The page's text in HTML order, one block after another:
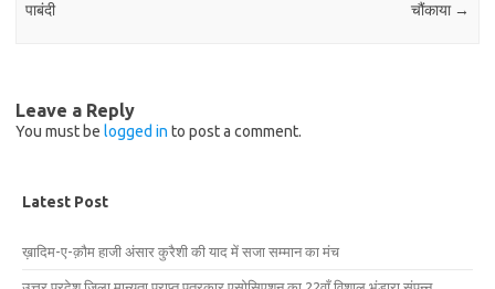
पाबंदी
चौंकाया →
Leave a Reply
You must be logged in to post a comment.
Latest Post
ख़ादिम-ए-क़ौम हाजी अंसार कुरैशी की याद में सजा सम्मान का मंच